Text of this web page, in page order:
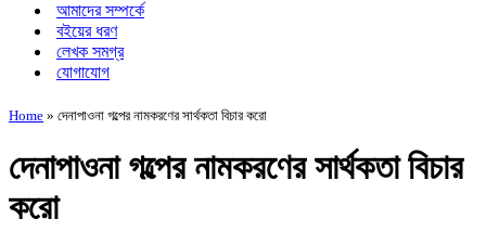
আমাদের সম্পর্কে
বইয়ের ধরণ
লেখক সমগ্র
যোগাযোগ
Home » দেনাপাওনা গল্পের নামকরণের সার্থকতা বিচার করো
দেনাপাওনা গল্পের নামকরণের সার্থকতা বিচার
করো